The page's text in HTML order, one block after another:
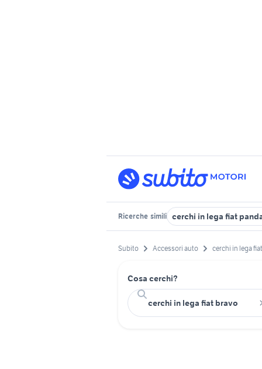
Ricerche simili cerchi in lega fiat
Subito Accessori auto cerchi in lega
Cosa cerchi?